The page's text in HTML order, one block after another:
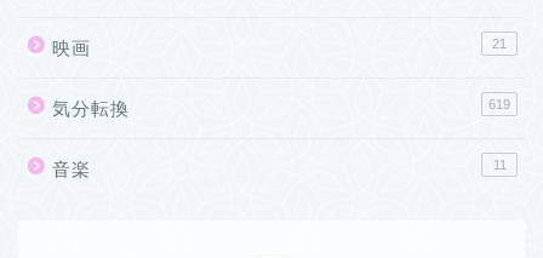
映画 21
気分転換 619
音楽 11